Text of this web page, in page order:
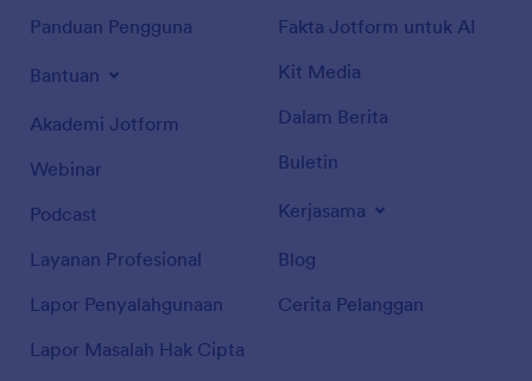
Panduan Pengguna
Bantuan
Akademi Jotform
Webinar
Podcast
Layanan Profesional
Lapor Penyalahgunaan
Lapor Masalah Hak Cipta
Fakta Jotform untuk AI
Kit Media
Dalam Berita
Buletin
Kerjasama
Blog
Cerita Pelanggan